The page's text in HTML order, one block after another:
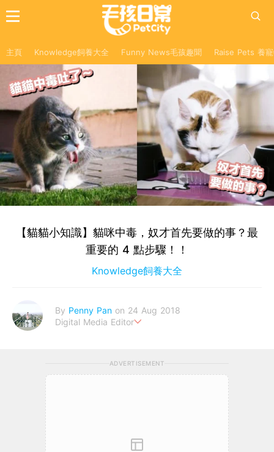
主頁 Knowledge飼養大全 Funny News毛孩趣聞 Raise Pets 養
【貓貓小知識】貓咪中毒，奴才首先要做的事？最
重要的 4 點步驟！！
Knowledge飼養大全
By Penny Pan on 24 Aug 2018
Digital Media Editor
ADVERTISEMENT